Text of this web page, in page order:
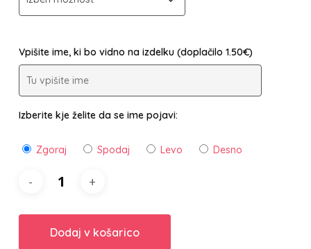
Vpišite ime, ki bo vidno na izdelku (doplačilo 1.50€)
Izberite kje želite da se ime pojavi:
Zgoraj Spodaj Levo Desno
Dodaj v košarico